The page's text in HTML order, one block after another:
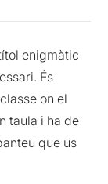
enigmàtic
És
on el
taula i ha de
que us